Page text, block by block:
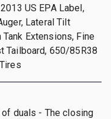
US EPA Label,
Lateral Tilt
Extensions, Fine
Tailboard, 650/85R38
duals - The closing